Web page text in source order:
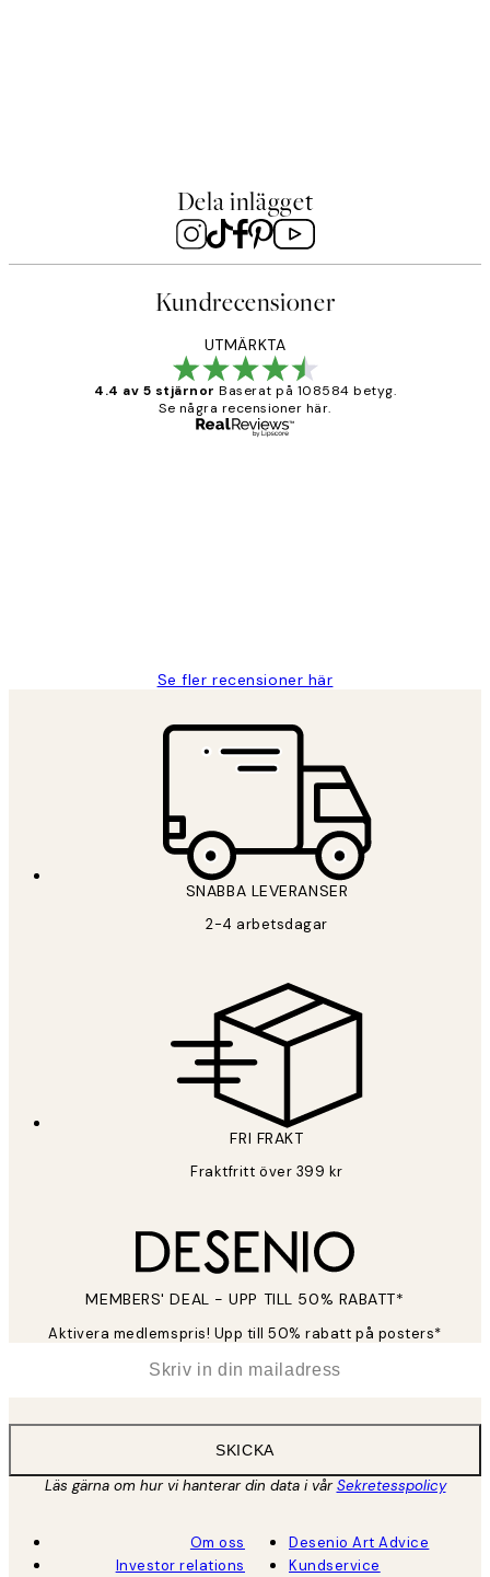
Dela inlägget
Kundrecensioner
UTMÄRKTA
4.4 av 5 stjärnor Baserat på 108584 betyg.
Se några recensioner här.
Se fler recensioner här
SNABBA LEVERANSER
2-4 arbetsdagar
FRI FRAKT
Fraktfritt över 399 kr
MEMBERS' DEAL - UPP TILL 50% RABATT*
Aktivera medlemspris! Upp till 50% rabatt på posters*
SKICKA
Läs gärna om hur vi hanterar din data i vårSekretesspolicy
Om oss
Investor relations
Desenio Art Advice
Kundservice